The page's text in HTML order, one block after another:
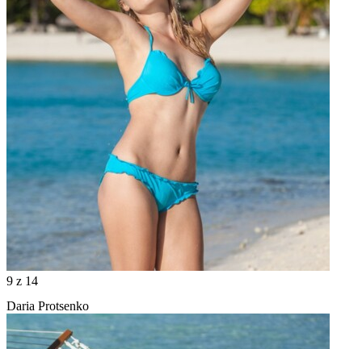
9 z 14
Daria Protsenko